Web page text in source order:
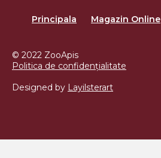
Principala Magazin Online
© 2022 ZooApis
Politica de confidențialitate
Designed by Layilsterart